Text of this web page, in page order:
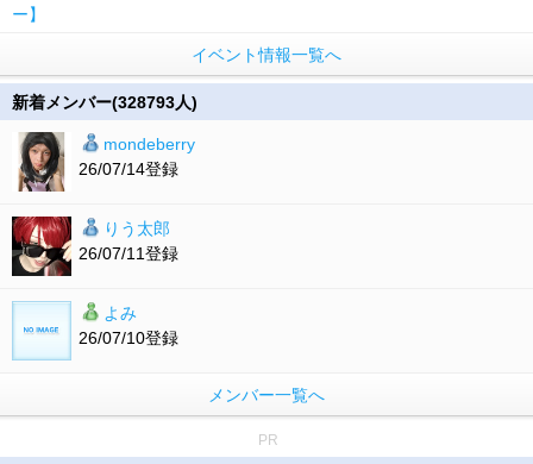
ー】
イベント情報一覧へ
新着メンバー(328793人)
mondeberry
26/07/14登録
りう太郎
26/07/11登録
よみ
26/07/10登録
メンバー一覧へ
PR